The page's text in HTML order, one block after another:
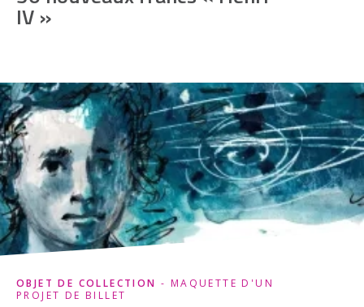
IV »
OBJET DE COLLECTION - MAQUETTE D'UN
PROJET DE BILLET